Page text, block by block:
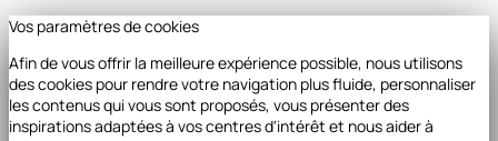
Vos paramètres de cookies
Afin de vous offrir la meilleure expérience possible, nous utilisons
des cookies pour rendre votre navigation plus fluide, personnaliser
les contenus qui vous sont proposés, vous présenter des
inspirations adaptées à vos centres d'intérêt et nous aider à